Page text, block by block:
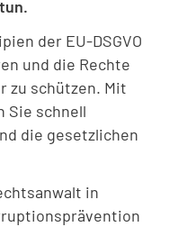
der EU-DSGVO
und die Rechte
zu schützen. Mit
Sie schnell
die gesetzlichen
in